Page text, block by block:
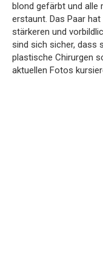
blond gefärbt und alle
erstaunt. Das Paar
stärkeren und
sind sich sicher, dass
plastische Chirurgen
aktuellen Fotos